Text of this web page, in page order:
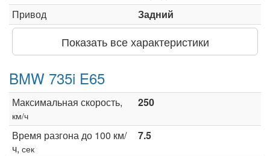
Привод
Задний
Показать все характеристики
BMW 735i E65
Максимальная скорость,
км/ч
250
Время разгона до 100 км/
ч, сек
7.5